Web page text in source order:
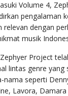
Volume 4,
pengalaman
dengan
musik
Project
lintas genre yang
seperti
Lavora,